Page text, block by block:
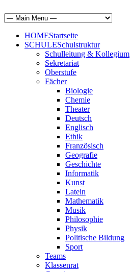
HOMEStartseite
SCHULESchulstruktur
Schulleitung & Kollegium
Sekretariat
Oberstufe
Fächer
Biologie
Chemie
Theater
Deutsch
Englisch
Ethik
Französisch
Geografie
Geschichte
Informatik
Kunst
Latein
Mathematik
Musik
Philosophie
Physik
Politische Bildung
Sport
Teams
Klassenrat